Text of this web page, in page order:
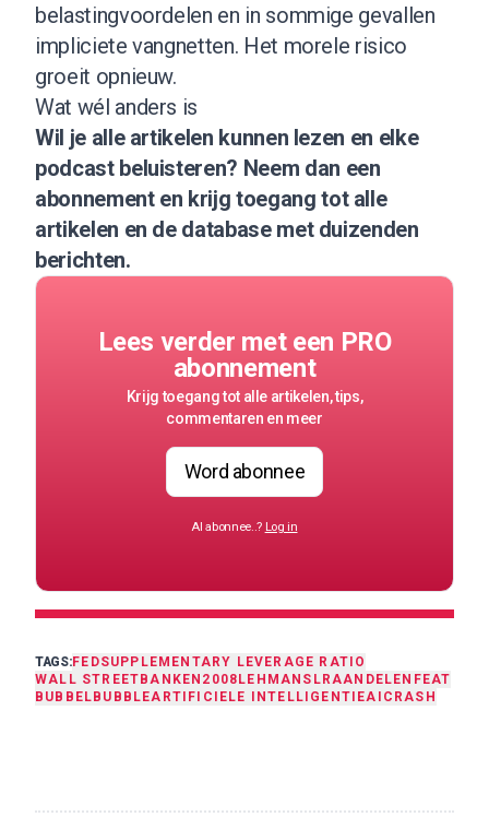
belastingvoordelen en in sommige gevallen
impliciete vangnetten. Het morele risico
groeit opnieuw.
Wat wél anders is
Wil je alle artikelen kunnen lezen en elke
podcast beluisteren? Neem dan een
abonnementen krijg toegang tot alle
artikelen en de database met duizenden
berichten.
Lees verder met een PRO
abonnement
Krijg toegang tot alle artikelen, tips,
commentaren en meer
Word abonnee
Al abonnee..? Log in
TAGS:FEDSUPPLEMENTARY LEVERAGE RATIO
WALL STREET BANKEN 2008 LEHMAN SLRAANDELEN FEAT
BUBBEL BUBBLEARTIFICIELE INTELLIGENTIEAI CRASH